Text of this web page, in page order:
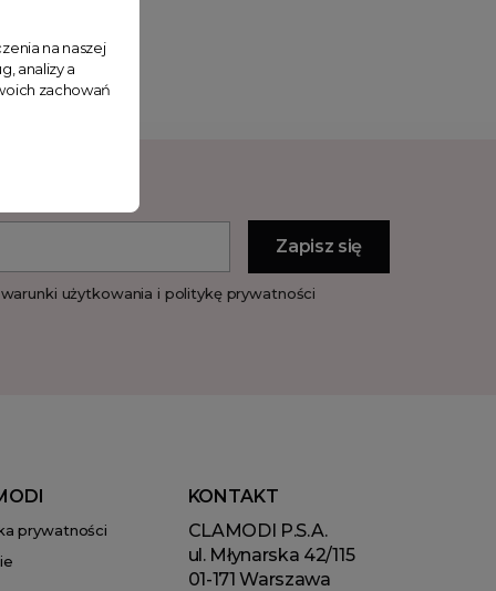
użytkowania i politykę prywatności
prywatności
KONTAKT
CLAMODI P.S.A.
ul. Młynarska 42/115
01-171 Warszawa
na naszej
analizy a
zachowań